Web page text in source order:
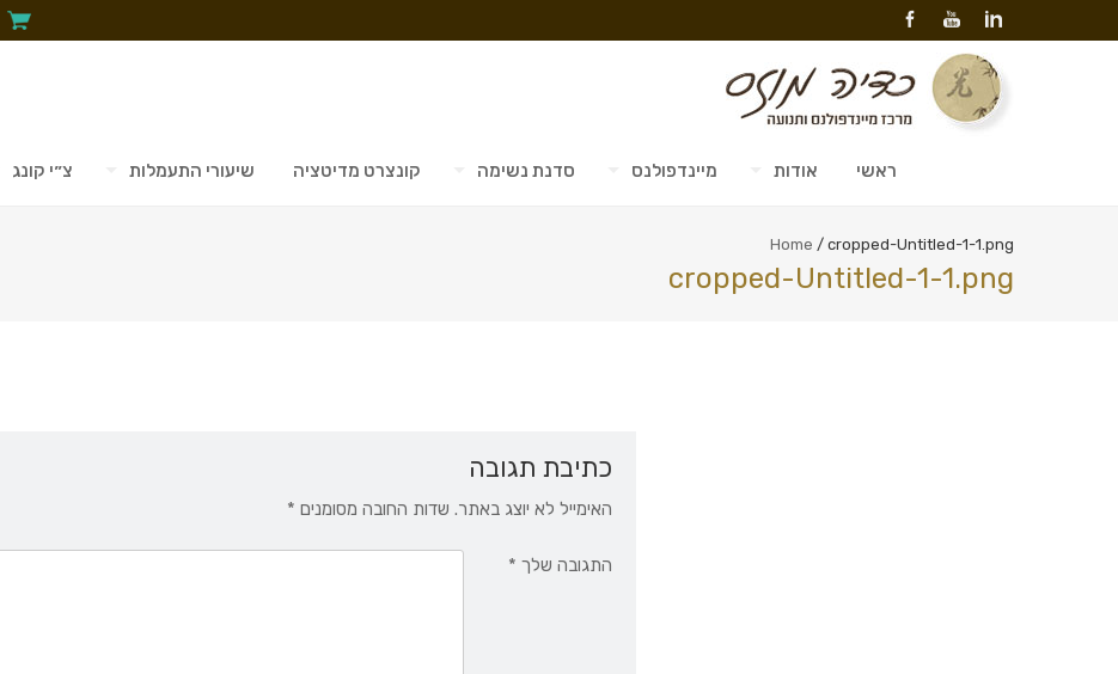
ראשי אודות מיינדפולנס סדנת נשימה קונצרט מדיטציה שיעורי התעמלות צ״י קונג
Home / cropped-Untitled-1-1.png
cropped-Untitled-1-1.png
כתיבת תגובה
האימייל לא יוצג באתר. שדות החובה מסומנים *
התגובה שלך *